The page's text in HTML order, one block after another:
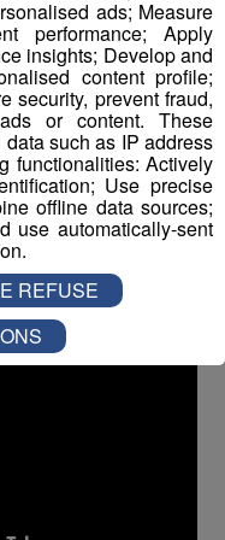
la Directissime de la
Avec Charles
a passé 5 jours et 4
d'atteindre le
ads; Measure
performance; Apply
insights; Develop and
content profile;
security, prevent fraud,
or content. These
such as IP address
functionalities: Actively
Use precise
offline data sources;
use automatically-sent
REFUSE